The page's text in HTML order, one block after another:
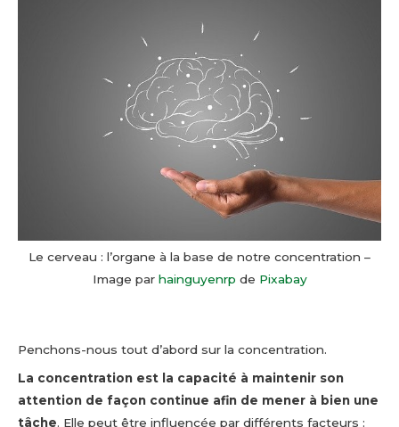
Le cerveau : l’organe à la base de notre concentration –
Image par hainguyenrp de Pixabay
Penchons-nous tout d’abord sur la concentration.
La concentration est la capacité à maintenir son
attention de façon continue afin de mener à bien une
tâche. Elle peut être influencée par différents facteurs :